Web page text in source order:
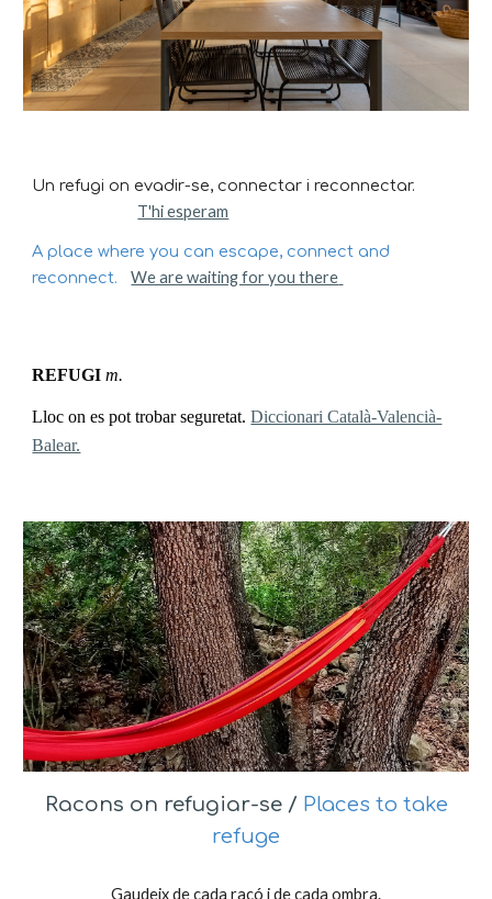
Un refugi on evadir-se, connectar i reconnectar.
T'hi esperam
A place where you can escape, connect and
reconnect.We are waiting for you there
REFUGIm.
Lloc on es pot trobar seguretat.Diccionari Català-Valencià-
Balear.
Racons on refugiar-se / Places to take
refuge
Gaudeix de cada racó i de cada ombra.